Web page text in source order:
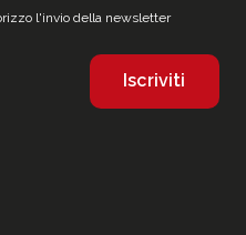
l'invio della newsletter